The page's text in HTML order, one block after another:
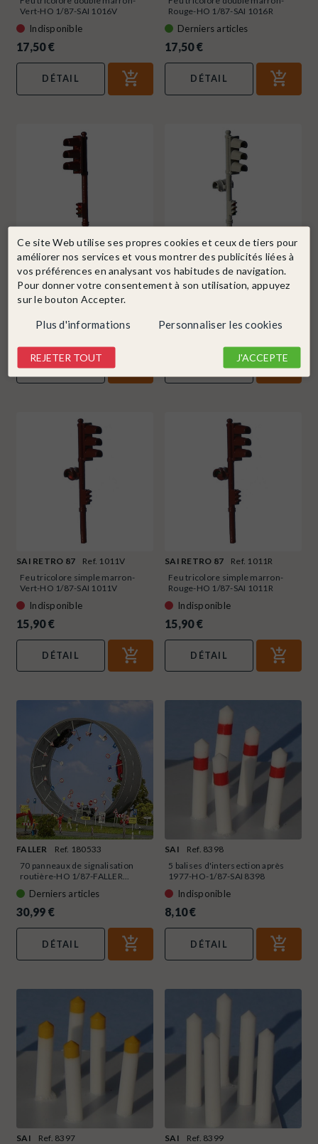
Vert-HO 1/87-SAI 1016V
Indisponible
17,50 €
DÉTAIL
Rouge-HO 1/87-SAI 1016R
Derniers articles
17,50 €
DÉTAIL
SAI RETRO 87
Ref. 1014R
Feu tricolore simple marron-
Rouge-HO 1/87-SAI 1014R
DÉTAIL
SAI RETRO 87
Ref. 1012R
Feu tricolore simple gris-Rouge-
DÉTAIL
SAI RETRO 87
Ref. 1011V
Feu tricolore simple marron-
Vert-HO 1/87-SAI 1011V
Indisponible
15,90 €
DÉTAIL
SAI RETRO 87
Ref. 1011R
Feu tricolore simple marron-
Rouge-HO 1/87-SAI 1011R
Indisponible
15,90 €
DÉTAIL
FALLER
Ref. 180533
70 panneaux de signalisation
routière-HO 1/87-FALLER...
Derniers articles
30,99 €
DÉTAIL
SAI
Ref. 8398
5 balises d'intersection après
1977-HO-1/87-SAI 8398
Indisponible
8,10 €
DÉTAIL
SAI
Ref. 8397
SAI
Ref. 8399
Ce site Web utilise ses propres cookies et ceux de tiers pour
améliorer nos services et vous montrer des publicités liées à
vos préférences en analysant vos habitudes de navigation.
Pour donner votre consentement à son utilisation, appuyez
sur le bouton Accepter.
Plus d'informations Personnaliser les cookies
REJETER TOUT J'ACCEPTE